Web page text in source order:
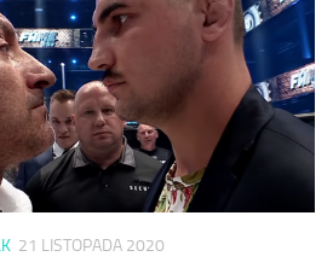
21 LISTOPADA 2020